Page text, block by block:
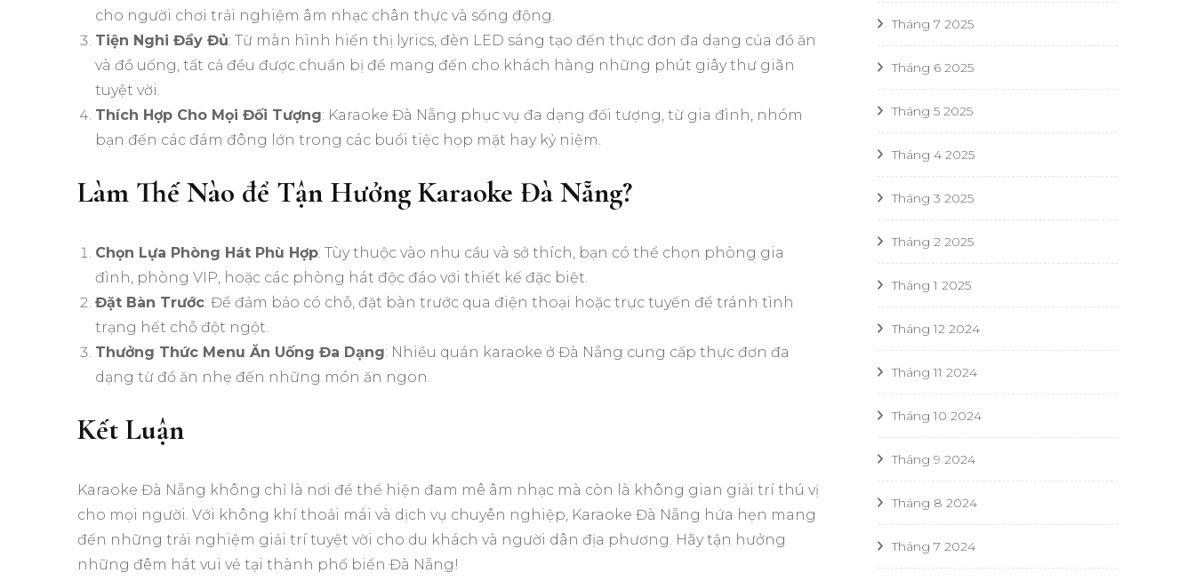
cho người chơi trải nghiệm âm nhạc chân thực và sống động.
Tiện Nghi Đầy Đủ: Từ màn hình hiển thị lyrics, đèn LED sáng tạo đến thực đơn đa dạng của đồ ăn
và đồ uống, tất cả đều được chuẩn bị để mang đến cho khách hàng những phút giây thư giãn
tuyệt vời.
Thích Hợp Cho Mọi Đối Tượng: Karaoke Đà Nẵng phục vụ đa dạng đối tượng, từ gia đình, nhóm
bạn đến các đám đông lớn trong các buổi tiệc họp mặt hay kỷ niệm.
Làm Thế Nào để Tận Hưởng Karaoke Đà Nẵng?
Chọn Lựa Phòng Hát Phù Hợp: Tùy thuộc vào nhu cầu và sở thích, bạn có thể chọn phòng gia
đình, phòng VIP, hoặc các phòng hát độc đáo với thiết kế đặc biệt.
Đặt Bàn Trước: Để đảm bảo có chỗ, đặt bàn trước qua điện thoại hoặc trực tuyến để tránh tình
trạng hết chỗ đột ngột.
Thưởng Thức Menu Ăn Uống Đa Dạng: Nhiều quán karaoke ở Đà Nẵng cung cấp thực đơn đa
dạng từ đồ ăn nhẹ đến những món ăn ngon.
Kết Luận
Karaoke Đà Nẵng không chỉ là nơi để thể hiện đam mê âm nhạc mà còn là không gian giải trí thú vị
cho mọi người. Với không khí thoải mái và dịch vụ chuyên nghiệp, Karaoke Đà Nẵng hứa hẹn mang
đến những trải nghiệm giải trí tuyệt vời cho du khách và người dân địa phương. Hãy tận hưởng
những đêm hát vui vẻ tại thành phố biển Đà Nẵng!
Tháng 7 2025
Tháng 6 2025
Tháng 5 2025
Tháng 4 2025
Tháng 3 2025
Tháng 2 2025
Tháng 1 2025
Tháng 12 2024
Tháng 11 2024
Tháng 10 2024
Tháng 9 2024
Tháng 8 2024
Tháng 7 2024